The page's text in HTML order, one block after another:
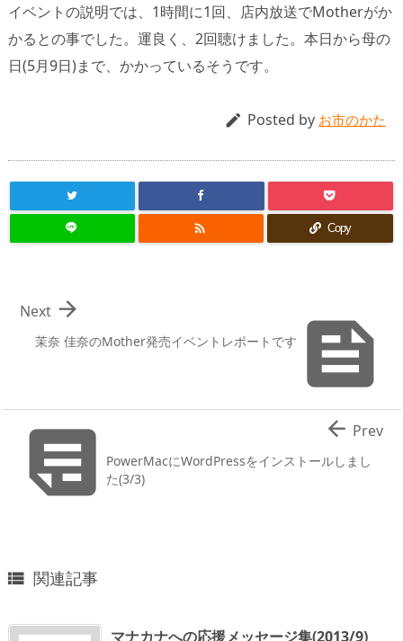
イベントの説明では、1時間に1回、店内放送でMotherがか
かるとの事でした。運良く、2回聴けました。本日から母の
日(5月9日)まで、かかっているそうです。
 Posted by お市のかた
 Copy

茉奈 佳奈のMother発売イベントレポートです

Next
PowerMacにWordPressをインストールしまし
た(3/3)
 Prev
 関連記事
マナカナへの応援メッセージ集(2013/9)